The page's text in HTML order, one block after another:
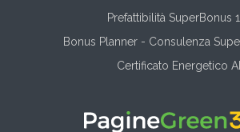
Prefattibilità SuperBonus
Bonus Planner - Consulenza
Certificato Energetico